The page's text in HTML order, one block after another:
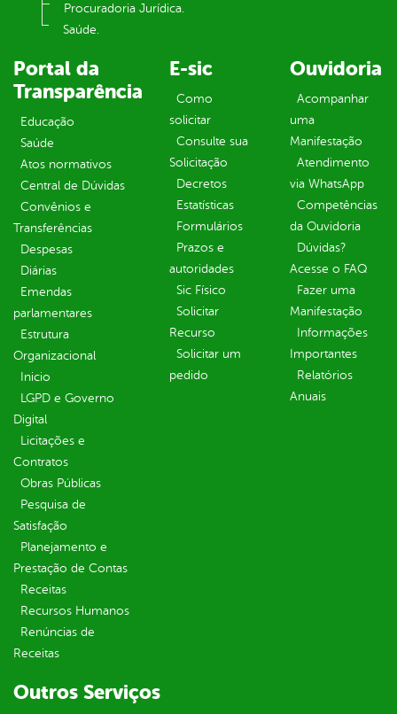
Procuradoria Jurídica.
Saúde.
Portal da
Transparência
Educação
Saúde
Atos normativos
Central de Dúvidas
Convênios e
Transferências
Despesas
Diárias
Emendas
parlamentares
Estrutura
Organizacional
Inicio
LGPD e Governo
Digital
Licitações e
Contratos
Obras Públicas
Pesquisa de
Satisfação
Planejamento e
Prestação de Contas
Receitas
Recursos Humanos
Renúncias de
Receitas
E-sic
Como
solicitar
Consulte sua
Solicitação
Decretos
Estatísticas
Formulários
Prazos e
autoridades
Sic Físico
Solicitar
Recurso
Solicitar um
pedido
Ouvidoria
Acompanhar
uma
Manifestação
Atendimento
via WhatsApp
Competências
da Ouvidoria
Dúvidas?
Acesse o FAQ
Fazer uma
Manifestação
Informações
Importantes
Relatórios
Anuais
Outros Serviços